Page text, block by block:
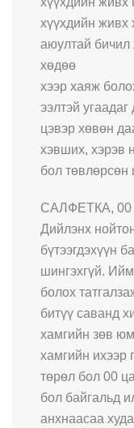
хүүхдийн живх
аюултай бичил
хөдөө
хээр хаяж
ээлтэй
цэвэр хөвөн
хэвших, хэрэв
бол төвлөрсөн
САЛФЕТКА,
Дийлэнх
бүтээгдэхүүн
шингэхгүй.
болох
битүү саванд
хамгийн зөв
хамгийн ихээр
төрөл бол 00
бол байгальд
анхнаасаа